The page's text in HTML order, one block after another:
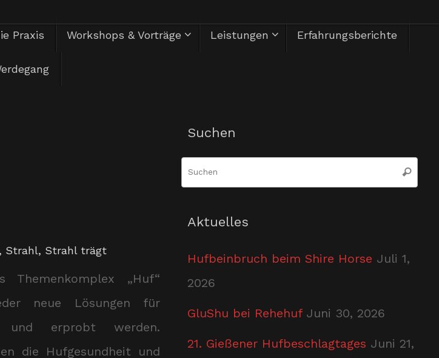
Herzlich Willkommen
Praxis Workshops & Vorträge Leistungen Erfahrungsberichte
, Strahl, Strahl trägt
„Huf“
neue Lösungen für
und erprobt werden.
die Hufgesundheit und
Suchen
Suchen
Aktuelles
Hufbeinbruch beim Shire Horse Juli 1,
2026
GluShu bei Rehehuf Juni 30, 2026
21. Gießener Hufbeschlagtages Juni 21,